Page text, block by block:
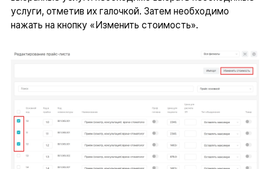
услуги, отметив их галочкой. Затем необходимо
нажать на кнопку «Изменить стоимость».